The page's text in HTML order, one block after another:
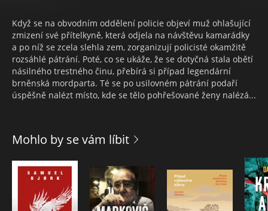
Když se na obvodním oddělení policie objeví muž ohlašující
zmizení své přítelkyně, která odjela na návštěvu kamarádky
a po níž se zcela slehla zem, zorganizují policisté okamžitě
rozsáhlé pátrání. Poté, co se ukáže, že se dotyčná stala obětí
násilného trestného činu, přebírá si případ legendární
brněnská mordparta. Té se po usilovném pátrání podaří
úspěšně nalézt místo, kde se tělo pohřešované ženy nalézá...
Mohlo by se vám líbit